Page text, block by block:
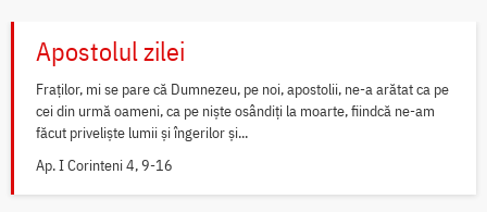
Apostolul zilei
Fraților, mi se pare că Dumnezeu, pe noi, apostolii, ne-a arătat ca pe
cei din urmă oameni, ca pe niște osândiți la moarte, fiindcă ne-am
făcut priveliște lumii și îngerilor și...
Ap. I Corinteni 4, 9-16